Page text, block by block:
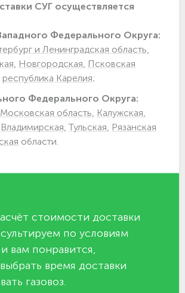
СУГ осуществляется
Федерального Округа:
и Ленинградская область,
Новгородская, Псковская
республика Карелия;
Федерального Округа:
область, Калужская,
Владимирская, Тульская, Рязанская
области.
стоимости доставки
по условиям
вам понравится,
время доставки
газовоз.